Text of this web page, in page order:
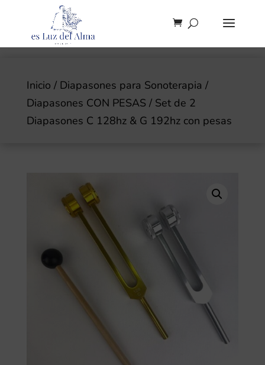
Inicio / Diapasones para Sonoterapia /
Diapasones CON PESAS / Set de 2
Diapasones C 128hz & G 192hz con pesas